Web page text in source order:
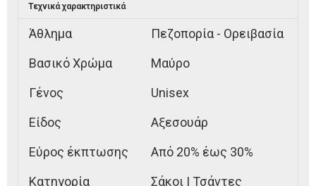
Τεχνικά χαρακτηριστικά
Άθλημα
Πεζοπορία - Ορειβασία
Βασικό Χρώμα
Μαύρο
Γένος
Unisex
Είδος
Αξεσουάρ
Εύρος έκπτωσης
Από 20% έως 30%
Κατηγορία
Σάκοι | Τσάντες